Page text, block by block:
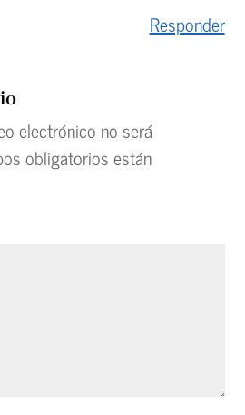
Responder
electrónico no será
obligatorios están